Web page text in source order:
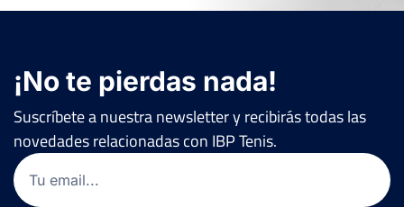
¡No te pierdas nada!
Suscríbete a nuestra newsletter y recibirás todas las
novedades relacionadas con IBP Tenis.
Email